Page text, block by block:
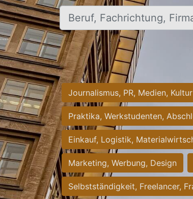
Beruf, Fachrichtung, Firma
Journalismus, PR, Medien, Kultur
Praktika, Werkstudenten,
Einkauf, Logistik,
Marketing, Werbung, Design
Selbstständigkeit, Freelancer,